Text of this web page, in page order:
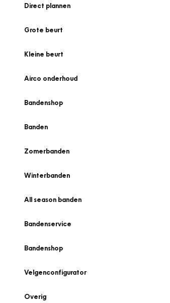
Direct plannen
Grote beurt
Kleine beurt
Airco onderhoud
Bandenshop
Banden
Zomerbanden
Winterbanden
All season banden
Bandenservice
Bandenshop
Velgenconfigurator
Overig